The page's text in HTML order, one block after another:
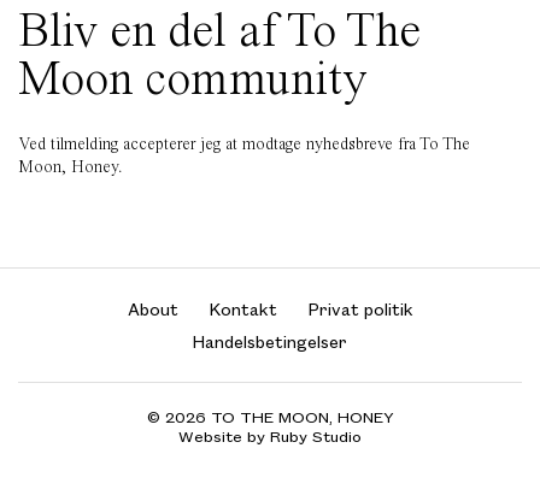
Bliv en del af To The
Moon community
Ved tilmelding accepterer jeg at modtage nyhedsbreve fra To The
Moon, Honey.
About Kontakt
Privat politik
Handelsbetingelser
© 2026 TO THE MOON, HONEY
Website by Ruby Studio